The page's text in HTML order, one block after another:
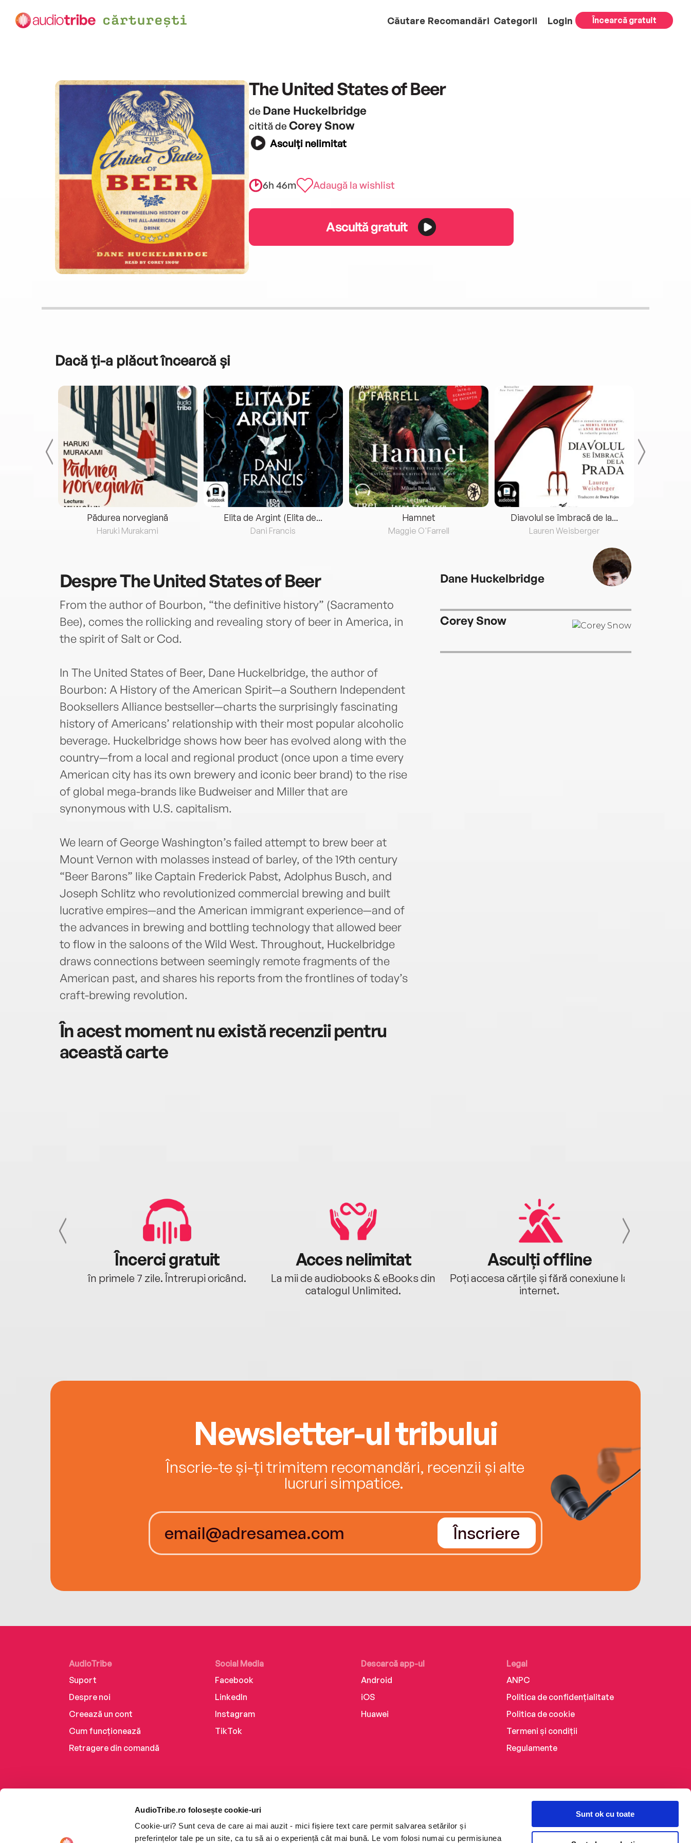
AudioTribe.ro folosește cookie-uri
Cookie-uri? Sunt ceva de care ai mai auzit - mici fișiere text care permit salvarea setărilor și
preferințelor tale pe un site, ca tu să ai o experiență cât mai bună. Le vom folosi numai cu permisiunea
Sunt ok cu toate
Căutare Recomandări Categorii Login Încearcă gratuit
The United States of Beer
de Dane Huckelbridge
citită de Corey Snow
Asculți nelimitat
6h 46m Adaugă la wishlist
Ascultă gratuit
Dacă ți-a plăcut încearcă și
Pădurea norvegiană
Haruki Murakami
Elita de Argint (Elita de...
Dani Francis
Hamnet
Maggie O'Farrell
Diavolul se îmbracă de la...
Lauren Weisberger
DespreThe United States of Beer
From the author of Bourbon, “the definitive history” (Sacramento
Bee), comes the rollicking and revealing story of beer in America, in
the spirit of Salt or Cod.
In The United States of Beer, Dane Huckelbridge, the author of
Bourbon: A History of the American Spirit—a Southern Independent
Booksellers Alliance bestseller—charts the surprisingly fascinating
history of Americans’ relationship with their most popular alcoholic
beverage. Huckelbridge shows how beer has evolved along with the
country—from a local and regional product (once upon a time every
American city has its own brewery and iconic beer brand) to the rise
of global mega-brands like Budweiser and Miller that are
synonymous with U.S. capitalism.
We learn of George Washington’s failed attempt to brew beer at
Mount Vernon with molasses instead of barley, of the 19th century
“Beer Barons” like Captain Frederick Pabst, Adolphus Busch, and
Joseph Schlitz who revolutionized commercial brewing and built
lucrative empires—and the American immigrant experience—and of
the advances in brewing and bottling technology that allowed beer
to flow in the saloons of the Wild West. Throughout, Huckelbridge
draws connections between seemingly remote fragments of the
American past, and shares his reports from the frontlines of today’s
craft-brewing revolution.
În acest moment nu există recenzii pentru
această carte
Dane Huckelbridge
Corey Snow
Încerci gratuit
în primele 7 zile. Întrerupi oricând.
Acces nelimitat
La mii de audiobooks & eBooks din
catalogul Unlimited.
Asculți offline
Poți accesa cărțile și fără conexiune la
internet.
Newsletter-ul tribului
Înscrie-te și-ți trimitem recomandări, recenzii și alte
lucruri simpatice.
Înscriere
AudioTribe
Suport
Despre noi
Creează un cont
Cum funcționează
Retragere din comandă
Social Media
Facebook
LinkedIn
Instagram
TikTok
Descarcă app-ul
Android
iOS
Huawei
Legal
ANPC
Politica de confidențialitate
Politica de cookie
Termeni și condiții
Regulamente